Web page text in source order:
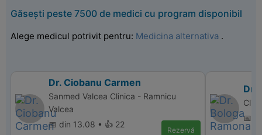
Găsești peste 7500 de medici cu program disponibil
Alege medicul potrivit pentru: Medicina alternativa .
Dr. Ciobanu Carmen
Sanmed Valcea Clinica - Ramnicu
Valcea
📅 din 13.08 • 👍 22
Rezervă
Dr.
📅